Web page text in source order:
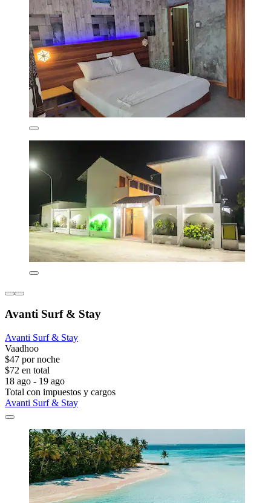
Avanti Surf & Stay
Avanti Surf & Stay
Vaadhoo
$47 por noche
$72 en total
18 ago - 19 ago
Total con impuestos y cargos
Avanti Surf & Stay